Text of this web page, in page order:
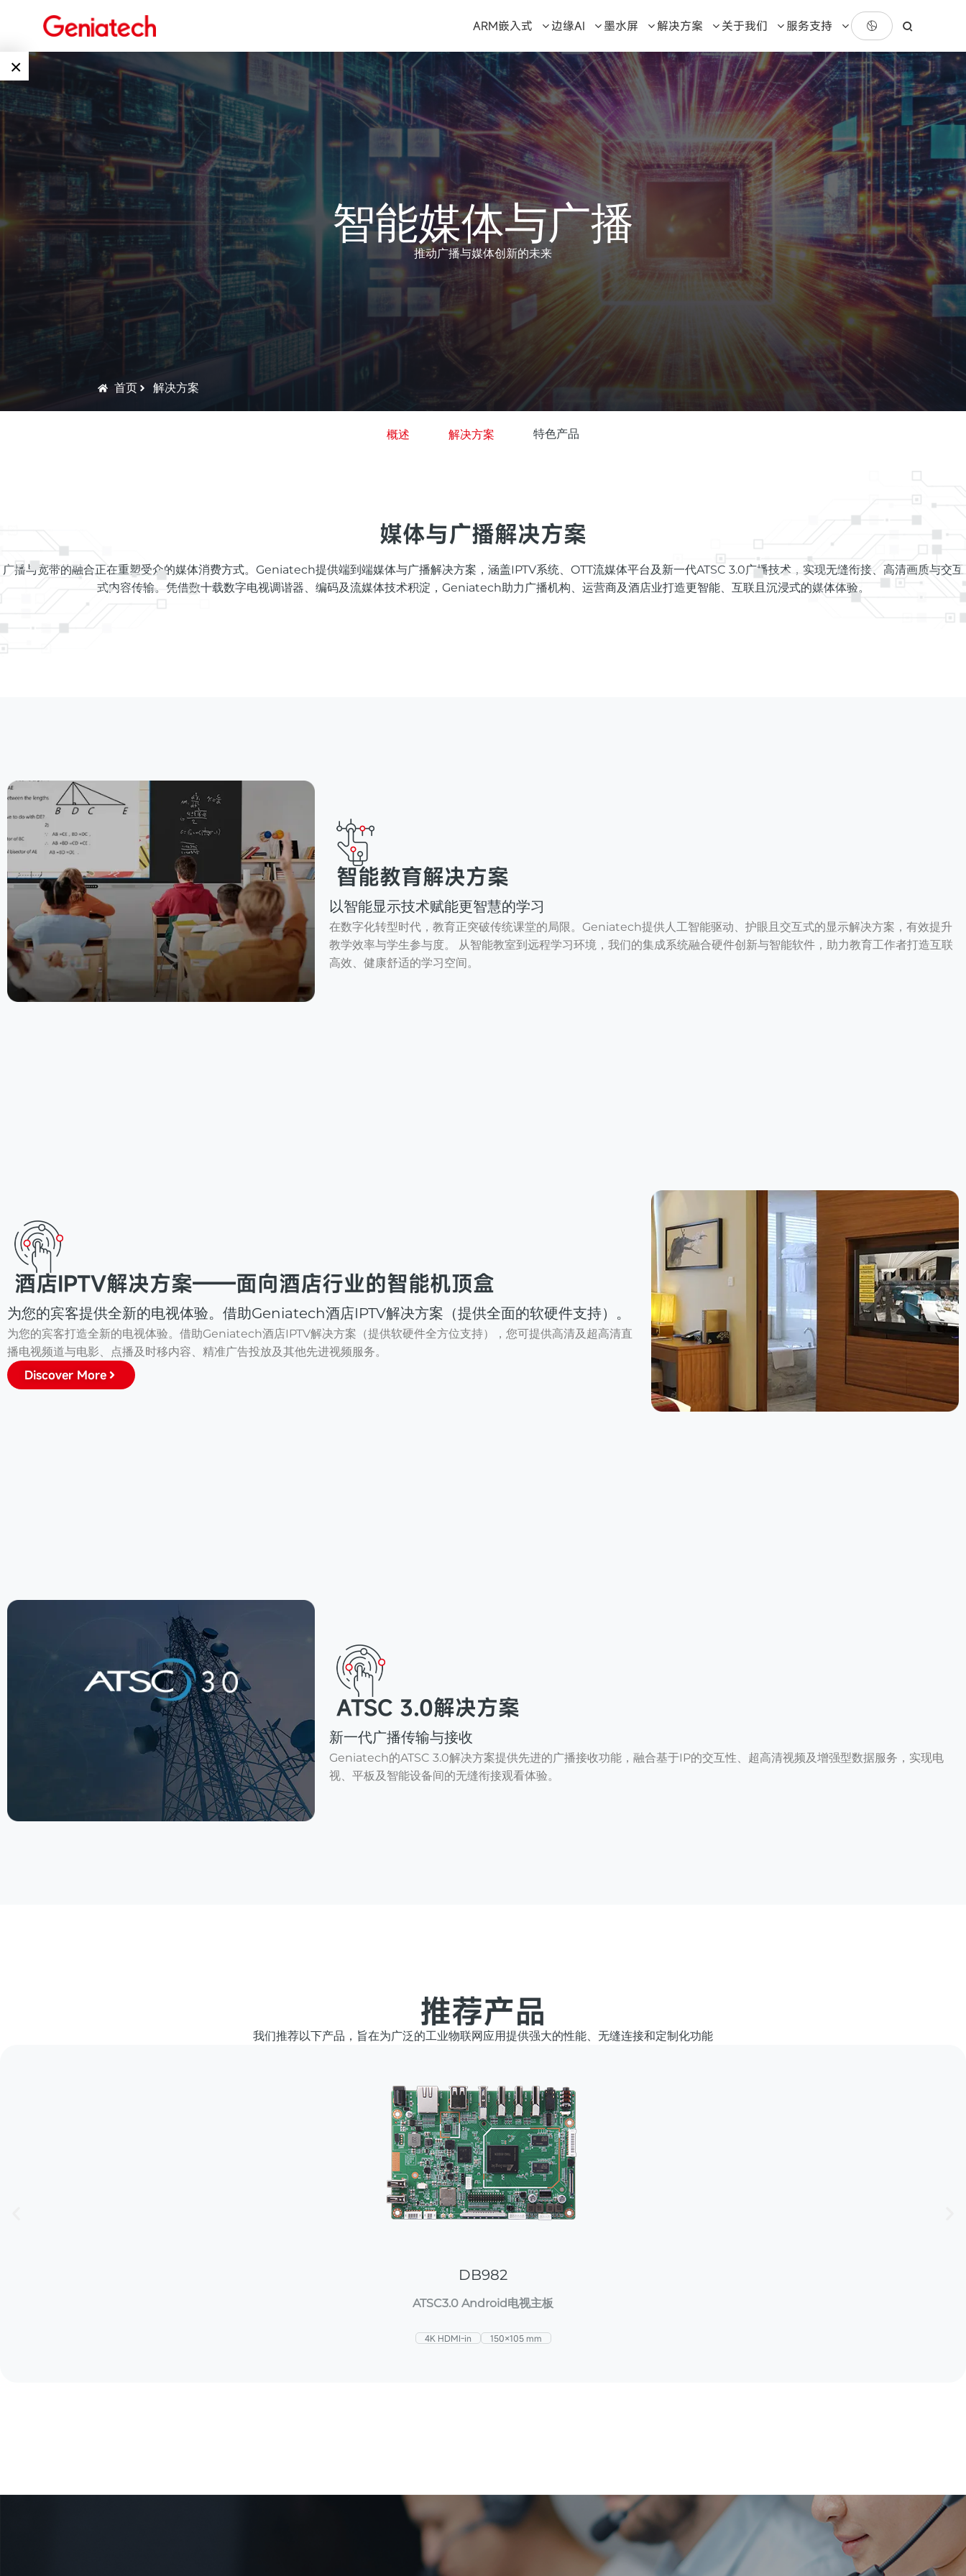
ARM嵌入式 边缘AI 墨水屏 解决方案 关于我们 服务支持
×
边缘AI
AI加速卡
AI边缘计算盒
AI开发板
Embedded
核心板
标准板
Embedded
Systems
电子墨水屏
墨水屏数字标
牌
Solutions
AI边缘计算
数字标牌
Language
智能媒体与广播
推动广播与媒体创新的未来
首页 解决方案
概述 解决方案 特色产品
媒体与广播解决方案
广播与宽带的融合正在重塑受众的媒体消费方式。Geniatech提供端到端媒体与广播解决方案，涵盖IPTV系统、OTT流媒体平台及新一代ATSC 3.0广播技术，实现无缝衔接、高清画质与交互
式内容传输。凭借数十载数字电视调谐器、编码及流媒体技术积淀，Geniatech助力广播机构、运营商及酒店业打造更智能、互联且沉浸式的媒体体验。
智能教育解决方案
以智能显示技术赋能更智慧的学习
在数字化转型时代，教育正突破传统课堂的局限。Geniatech提供人工智能驱动、护眼且交互式的显示解决方案，有效提升
教学效率与学生参与度。 从智能教室到远程学习环境，我们的集成系统融合硬件创新与智能软件，助力教育工作者打造互联
高效、健康舒适的学习空间。
酒店IPTV解决方案——面向酒店行业的智能机顶盒
为您的宾客提供全新的电视体验。借助Geniatech酒店IPTV解决方案（提供全面的软硬件支持）。
为您的宾客打造全新的电视体验。借助Geniatech酒店IPTV解决方案（提供软硬件全方位支持），您可提供高清及超高清直
播电视频道与电影、点播及时移内容、精准广告投放及其他先进视频服务。
Discover More
ATSC 3.0解决方案
新一代广播传输与接收
Geniatech的ATSC 3.0解决方案提供先进的广播接收功能，融合基于IP的交互性、超高清视频及增强型数据服务，实现电
视、平板及智能设备间的无缝衔接观看体验。
推荐产品
我们推荐以下产品，旨在为广泛的工业物联网应用提供强大的性能、无缝连接和定制化功能
DB982
ATSC3.0 Android电视主板
4K HDMI-in 150×105 mm